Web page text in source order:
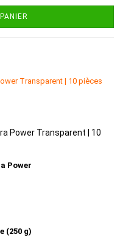
Power Transparent | 10
Power
(250 g)